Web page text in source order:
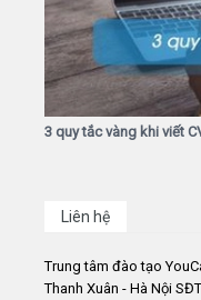
3 quy tắc vàng khi viết
Liên hệ
Trung tâm đào tạo
Thanh Xuân - Hà Nội